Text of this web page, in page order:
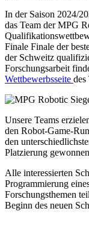
In der Saison 2024/
das Team der MPG
Finale Finale der
der Schweitz
Forschungsarbeit
Wettbewerbsseite des
Unsere Teams
den Robot-Game-
den
Platzierung
Alle interessierten
Programmierung
Forschungsthemen
Beginn des neuen